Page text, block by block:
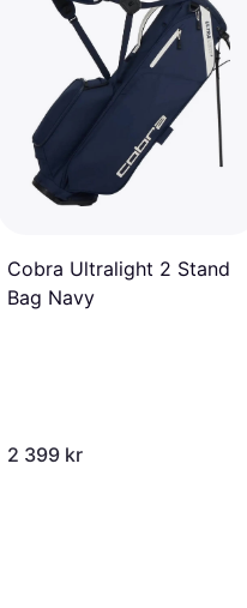
Cobra Ultralight 2 Stand
Bag Navy
2 399 kr